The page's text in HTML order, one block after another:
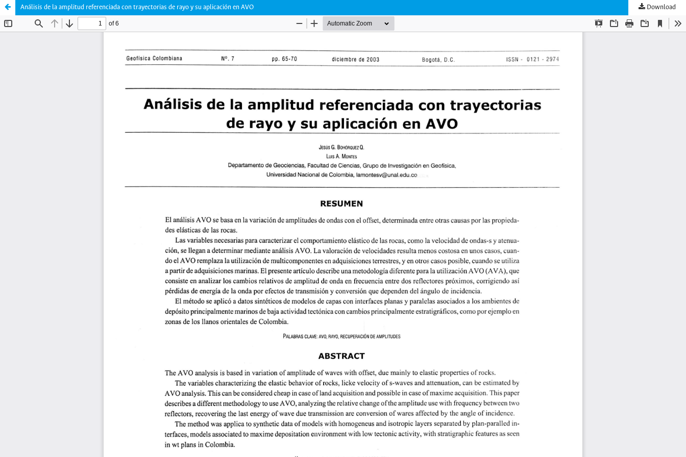
Análisis de la amplitud referenciada con trayectorias de rayo y su aplicación en AVO Download